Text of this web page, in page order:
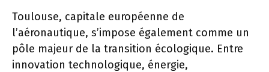
Toulouse, capitale européenne de
l’aéronautique, s’impose également comme un
pôle majeur de la transition écologique. Entre
innovation technologique, énergie,